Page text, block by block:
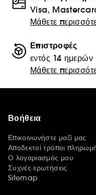
Visa,
Μάθετε
Επιστροφές
εντός 14 ημερών
Μάθετε
Βοήθεια
Επικοινωνήστε μαζί μας
Αποδεκτοί τρόποι
Ο λογαριασμός μου
Συχνές ερωτήσεις
Sitemap